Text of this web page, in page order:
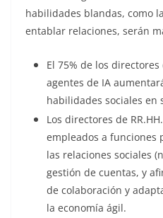
habilidades blandas, como
entablar relaciones, serán
El 75% de los
agentes de IA
habilidades sociales en
Los directores de
empleados a funciones
las relaciones sociales
gestión de cuentas, y
de colaboración y
la economía ágil.